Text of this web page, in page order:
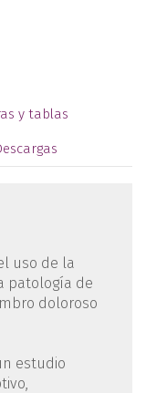
y tablas
uso de la
patología de
doloroso
estudio